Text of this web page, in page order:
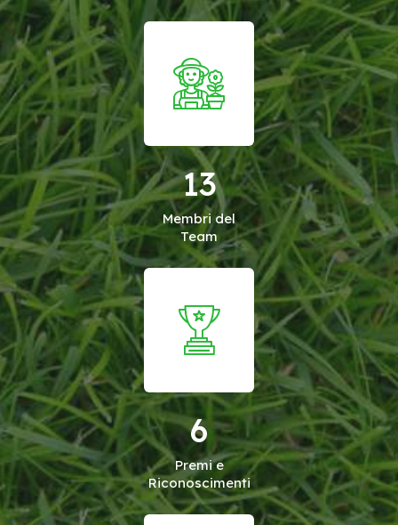
13
Membri del
Team
6
Premi e
Riconoscimenti